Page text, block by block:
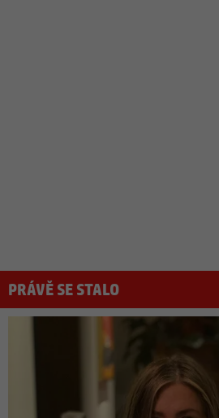
PRÁVĚ SE STALO